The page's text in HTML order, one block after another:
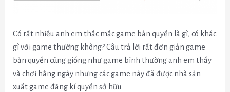
Có rất nhiều anh em thắc mắc game bản quyền là gì, có khác
gì với game thường không? Câu trả lời rất đơn giản game
bản quyền cũng giống như game bình thường anh em thấy
và chơi hằng ngày nhưng các game này đã được nhà sản
xuất game đăng kí quyền sở hữu